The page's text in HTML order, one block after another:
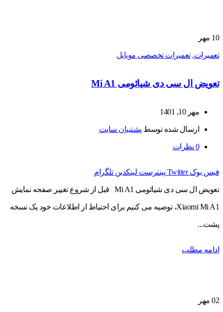
10 مهر
تعمیرات,تعمیرات تخصصی موبایل
تعویض ال سی دی شیائومی Mi A1
مهر 10, 1401
ارسال شده توسط پشتیبان سایت
0 نظرات
فیس بوک Twitter پینترست لینکدین تلگرام
تعویض ال سی دی شیائومی Mi A1 قبل از شروع تغییر صفحه نمایش
Xiaomi Mi A1، توصیه می کنیم برای احتیاط از اطلاعات خود یک نسخه
پشت...
ادامه مطلب
02 مهر